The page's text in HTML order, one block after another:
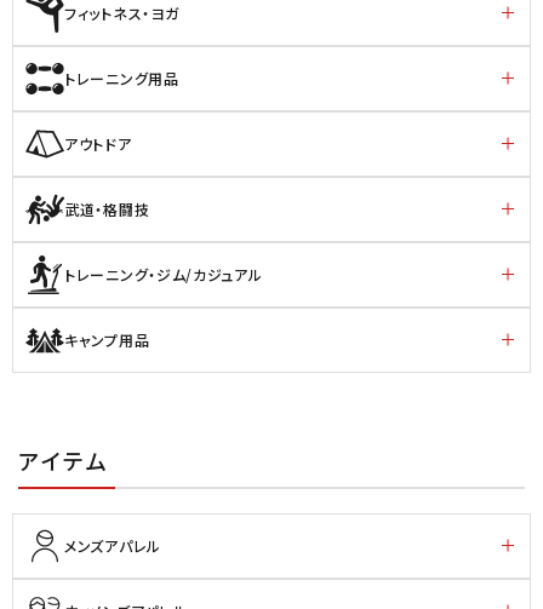
フィットネス・ヨガ
トレーニング用品
アウトドア
武道・格闘技
トレーニング・ジム/カジュアル
キャンプ用品
アイテム
メンズアパレル